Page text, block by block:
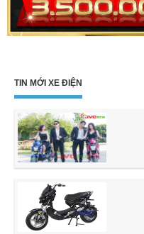
TIN MỚI XE ĐIỆN